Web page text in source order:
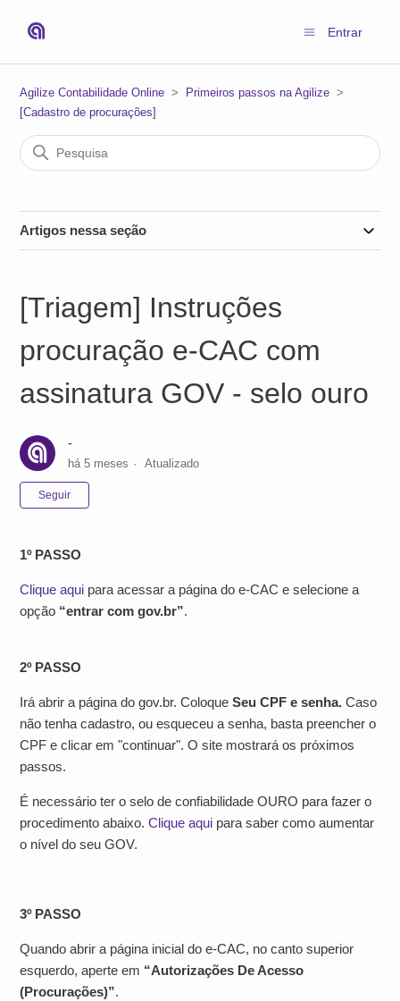
Entrar
Agilize Contabilidade Online
Primeiros passos na Agilize
[Cadastro de procurações]
Artigos nessa seção
[Triagem] Instruções
procuração e-CAC com
assinatura GOV - selo ouro
-
há 5 meses Atualizado
Seguir
1º PASSO
Clique aqui para acessar a página do e-CAC e selecione a
opção “entrar com gov.br”.
2º PASSO
Irá abrir a página do gov.br. ColoqueSeu CPF e senha.Caso
não tenha cadastro, ou esqueceu a senha, basta preencher o
CPF e clicar em "continuar". O site mostrará os próximos
passos.
É necessário ter o selo de confiabilidade OURO para fazer o
procedimento abaixo.Clique aqui para saber como aumentar
o nível do seu GOV.
3º PASSO
Quando abrir a página inicial do e-CAC, no canto superior
esquerdo, aperte em “Autorizações De Acesso
(Procurações)”.